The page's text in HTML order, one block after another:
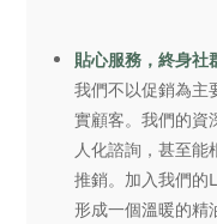
貼心服務，終身社
我們不以促銷為主
實顧客。我們的資
人化諮詢，甚至能
推銷。加入我們的
形成一個溫暖的精